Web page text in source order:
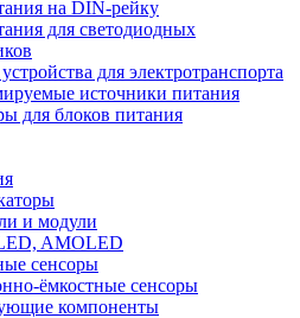
на DIN-рейку
для светодиодных
для электротранспорта
источники питания
для блоков питания
и модули
AMOLED
сенсоры
ёмкостные сенсоры
компоненты